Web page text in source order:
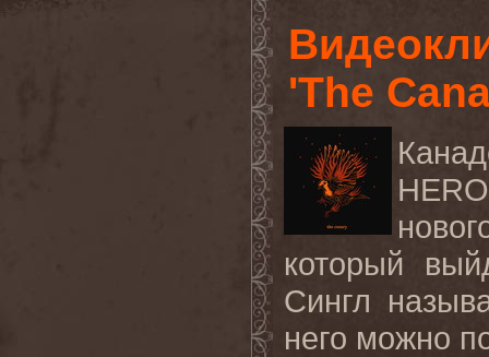
'The
HERO
который
Сингл
него можно